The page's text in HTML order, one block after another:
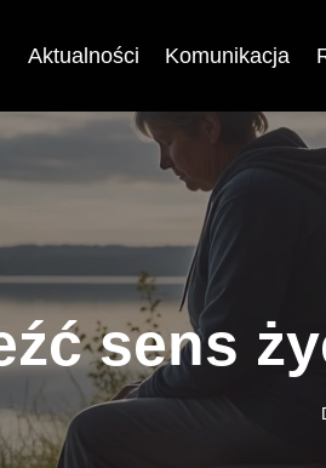
Aktualności Komunikacja
sens